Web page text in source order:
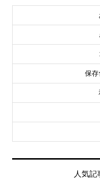
保存
人気記